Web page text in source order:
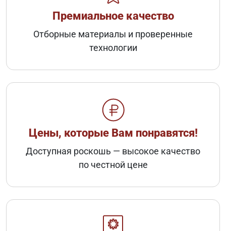
Премиальное качество
Отборные материалы и проверенные
технологии
Цены, которые Вам понравятся!
Доступная роскошь — высокое качество
по честной цене